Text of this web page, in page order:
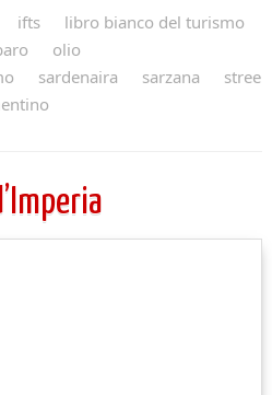
ifts
libro bianco del turismo
olio
sardenaira sarzana
stree